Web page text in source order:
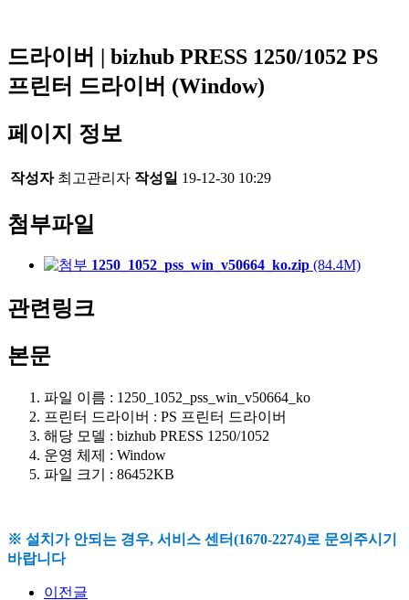
드라이버 | bizhub PRESS 1250/1052 PS
프린터 드라이버 (Window)
페이지 정보
작성자 최고관리자 작성일 19-12-30 10:29
첨부파일
1250_1052_pss_win_v50664_ko.zip (84.4M)
관련링크
본문
파일 이름 : 1250_1052_pss_win_v50664_ko
프린터 드라이버 : PS 프린터 드라이버
해당 모델 : bizhub PRESS 1250/1052
운영 체제 : Window
파일 크기 : 86452KB
※ 설치가 안되는 경우, 서비스 센터(1670-2274)로 문의주시기
바랍니다
이전글